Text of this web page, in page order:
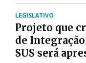
LEGISLATIVO
Projeto que
de
SUS será